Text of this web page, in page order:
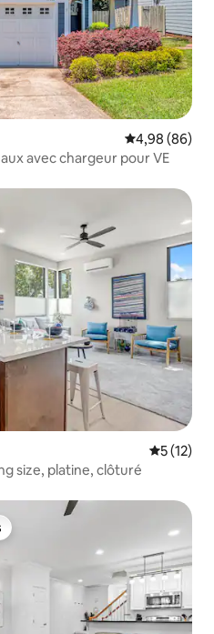
Évaluation
4,98 (86)
avec chargeur pour VE
5 (12)
size, platine, clôturé
plus appréciés